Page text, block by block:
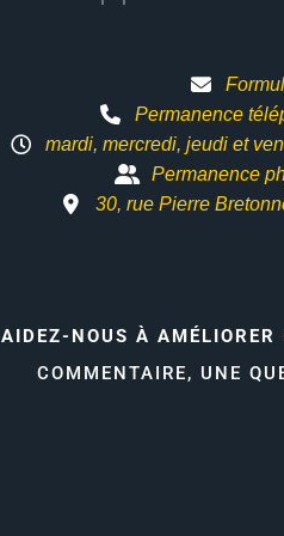
Permanence
mardi, mercredi, jeudi et
Permanence
30, rue Pierre
AIDEZ-NOUS À AMÉLIORER
COMMENTAIRE, UNE